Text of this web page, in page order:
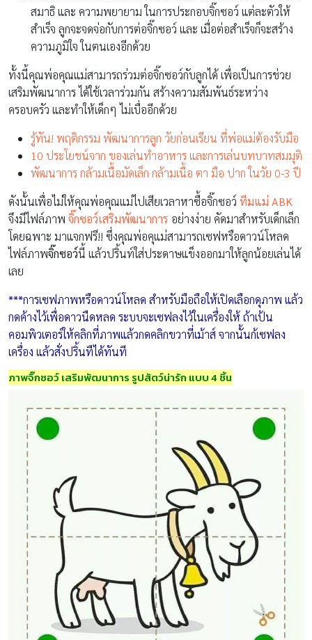
สมาธิ และ ความพยายาม ในการประกอบจิ๊กซอว์ แต่ละตัวให้
สำเร็จ ลูกจะจดจ่อกับการต่อจิ๊กซอว์ และ เมื่อต่อสำเร็จก็จะสร้าง
ความภูมิใจ ในตนเองอีกด้วย
ทั้งนี้คุณพ่อคุณแม่สามารถร่วมต่อจิ๊กซอว์กับลูกได้ เพื่อเป็นการช่วย
เสริมพัฒนาการ ได้ใช้เวลาร่วมกัน สร้างความสัมพันธ์ระหว่าง
ครอบครัว และทำให้เด็กๆ ไม่เบื่ออีกด้วย
รู้ทัน! พฤติกรรม พัฒนาการลูก วัยก่อนเรียน ที่พ่อแม่ต้องรับมือ
10 ประโยชน์จาก ของเล่นทำอาหาร และการเล่นบทบาทสมมุติ
พัฒนาการ กล้ามเนื้อมัดเล็ก กล้ามเนื้อ ตา มือ ปาก ในวัย 0-3 ปี
ดังนั้นเพื่อไม่ให้คุณพ่อคุณแม่ไปเสียเวลาหาซื้อจิ๊กซอว์ ทีมแม่ ABK
จึงมีไฟล์ภาพ จิ๊กซอว์เสริมพัฒนาการ อย่างง่าย คัดมาสำหรับเด็กเล็ก
โดยฉพาะ มาแจกฟรี!! ซึ่งคุณพ่อคุแม่สามารถเซฟหรือดาวน์โหลด
ไฟล์ภาพจิ๊กซอว์นี้ แล้วปริ้นท์ใส่ประดาษแข็งออกมาให้ลูกน้อยเล่นได้
เลย
***การเซฟภาพหรือดาวน์โหลด สำหรับมือถือให้เปิดเลือกดุภาพ แล้ว
กดค้างไว้เพื่อดาวนืดหลด ระบบจะเซฟลงไว้ในเครื่องให้ ถ้าเป้น
คอมพิวเตอร์ให้คลิกที่ภาพแล้วกดคลิกขวาที่เม้าส์ จากนั้นก้เซฟลง
เครื่อง แล้วสั่งปริ้นทืได้ทันที
ภาพจิ๊กซอว์ เสริมพัฒนาการ รูปสัตว์น่ารัก แบบ 4 ชิ้น